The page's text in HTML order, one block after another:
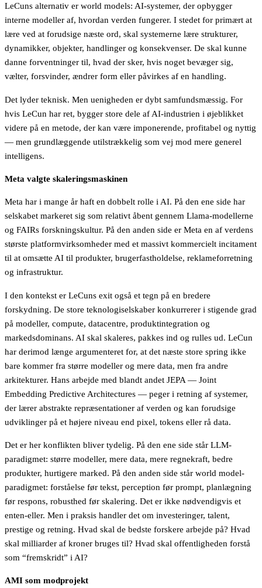
LeCuns alternativ er world models: AI-systemer, der opbygger
interne modeller af, hvordan verden fungerer. I stedet for primært at
lære ved at forudsige næste ord, skal systemerne lære strukturer,
dynamikker, objekter, handlinger og konsekvenser. De skal kunne
danne forventninger til, hvad der sker, hvis noget bevæger sig,
vælter, forsvinder, ændrer form eller påvirkes af en handling.
Det lyder teknisk. Men uenigheden er dybt samfundsmæssig. For
hvis LeCun har ret, bygger store dele af AI-industrien i øjeblikket
videre på en metode, der kan være imponerende, profitabel og nyttig
— men grundlæggende utilstrækkelig som vej mod mere generel
intelligens.
Meta valgte skaleringsmaskinen
Meta har i mange år haft en dobbelt rolle i AI. På den ene side har
selskabet markeret sig som relativt åbent gennem Llama-modellerne
og FAIRs forskningskultur. På den anden side er Meta en af verdens
største platformvirksomheder med et massivt kommercielt incitament
til at omsætte AI til produkter, brugerfastholdelse, reklameforretning
og infrastruktur.
I den kontekst er LeCuns exit også et tegn på en bredere
forskydning. De store teknologiselskaber konkurrerer i stigende grad
på modeller, compute, datacentre, produktintegration og
markedsdominans. AI skal skaleres, pakkes ind og rulles ud. LeCun
har derimod længe argumenteret for, at det næste store spring ikke
bare kommer fra større modeller og mere data, men fra andre
arkitekturer. Hans arbejde med blandt andet JEPA — Joint
Embedding Predictive Architectures — peger i retning af systemer,
der lærer abstrakte repræsentationer af verden og kan forudsige
udviklinger på et højere niveau end pixel, tokens eller rå data.
Det er her konflikten bliver tydelig. På den ene side står LLM-
paradigmet: større modeller, mere data, mere regnekraft, bedre
produkter, hurtigere marked. På den anden side står world model-
paradigmet: forståelse før tekst, perception før prompt, planlægning
før respons, robusthed før skalering. Det er ikke nødvendigvis et
enten-eller. Men i praksis handler det om investeringer, talent,
prestige og retning. Hvad skal de bedste forskere arbejde på? Hvad
skal milliarder af kroner bruges til? Hvad skal offentligheden forstå
som “fremskridt” i AI?
AMI som modprojekt